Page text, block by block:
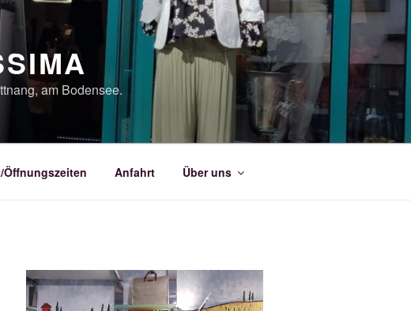
am Bodensee.
Öffnungszeiten Anfahrt Über uns